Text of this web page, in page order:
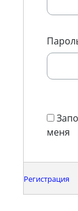
меня
Регистрация